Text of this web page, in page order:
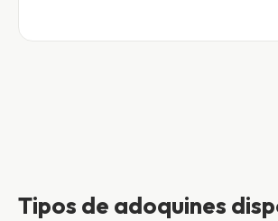
Tipos de adoquines